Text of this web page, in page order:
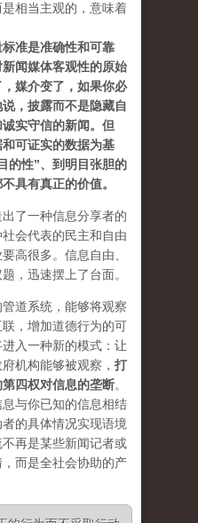
相当主观的，意味着
准是准确性和可靠
闻媒体客观性的原始
媒介变了，如果你必
，披露而不是隐藏自
实守信的新闻。但
可证实的数据为基
的性”、到明目张胆的
具有真正的价值。
了一种信息分享者的
会代表的民主和自由
高很多。信息自由、
，迅速摆上了台面。
道系统，能够将观察
，增加道德行为的可
入一种新的模式：让
机构能够被观察， 打
四权对信息的垄断。
与你已知的信息相结
的具体情况实现语境
再是某些新闻记者或
而是全社会协助的产